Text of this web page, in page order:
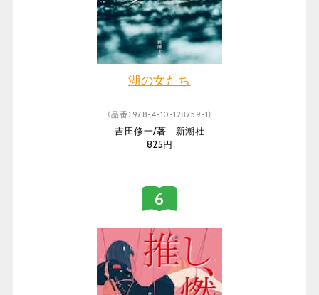
湖の女たち
（品番：978-4-10-128759-1）
吉田修一/著 新潮社
825円